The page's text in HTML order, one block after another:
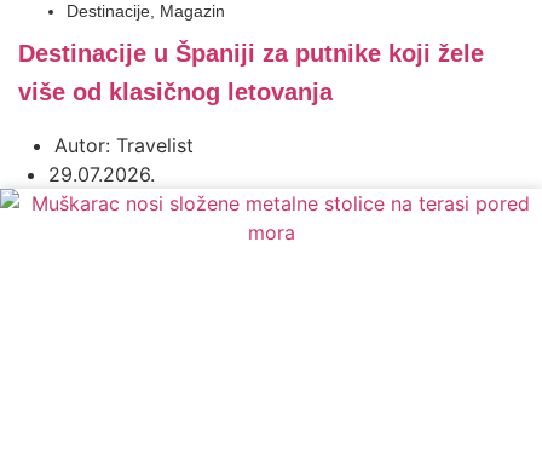
Destinacije, Magazin
Destinacije u Španiji za putnike koji žele
više od klasičnog letovanja
Autor: Travelist
29.07.2026.